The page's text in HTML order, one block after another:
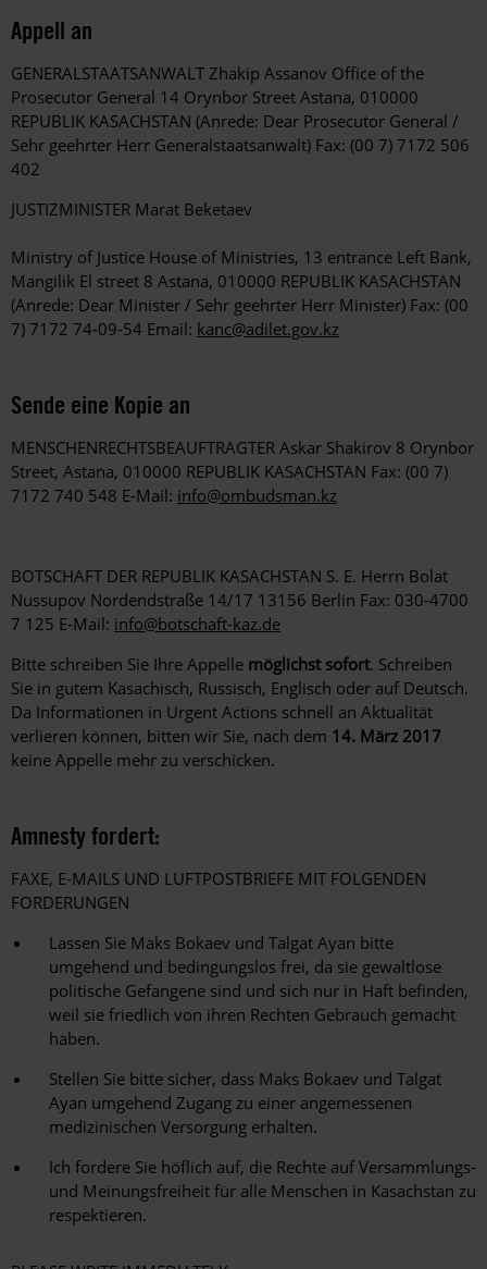
Appell an
GENERALSTAATSANWALT Zhakip Assanov Office of the
Prosecutor General 14 Orynbor Street Astana, 010000
REPUBLIK KASACHSTAN (Anrede: Dear Prosecutor General /
Sehr geehrter Herr Generalstaatsanwalt) Fax: (00 7) 7172 506
402
JUSTIZMINISTER Marat Beketaev
Ministry of Justice House of Ministries, 13 entrance Left Bank,
Mangilik El street 8 Astana, 010000 REPUBLIK KASACHSTAN
(Anrede: Dear Minister / Sehr geehrter Herr Minister) Fax: (00
7) 7172 74-09-54 Email: kanc@adilet.gov.kz
Sende eine Kopie an
MENSCHENRECHTSBEAUFTRAGTER Askar Shakirov 8 Orynbor
Street, Astana, 010000 REPUBLIK KASACHSTAN Fax: (00 7)
7172 740 548 E-Mail: info@ombudsman.kz
BOTSCHAFT DER REPUBLIK KASACHSTAN S. E. Herrn Bolat
Nussupov Nordendstraße 14/17 13156 Berlin Fax: 030-4700
7 125 E-Mail: info@botschaft-kaz.de
Bitte schreiben Sie Ihre Appelle möglichst sofort. Schreiben
Sie in gutem Kasachisch, Russisch, Englisch oder auf Deutsch.
Da Informationen in Urgent Actions schnell an Aktualität
verlieren können, bitten wir Sie, nach dem 14. März 2017
keine Appelle mehr zu verschicken.
Amnesty fordert:
FAXE, E-MAILS UND LUFTPOSTBRIEFE MIT FOLGENDEN
FORDERUNGEN
Lassen Sie Maks Bokaev und Talgat Ayan bitte
umgehend und bedingungslos frei, da sie gewaltlose
politische Gefangene sind und sich nur in Haft befinden,
weil sie friedlich von ihren Rechten Gebrauch gemacht
haben.
Stellen Sie bitte sicher, dass Maks Bokaev und Talgat
Ayan umgehend Zugang zu einer angemessenen
medizinischen Versorgung erhalten.
Ich fordere Sie höflich auf, die Rechte auf Versammlungs-
und Meinungsfreiheit für alle Menschen in Kasachstan zu
respektieren.